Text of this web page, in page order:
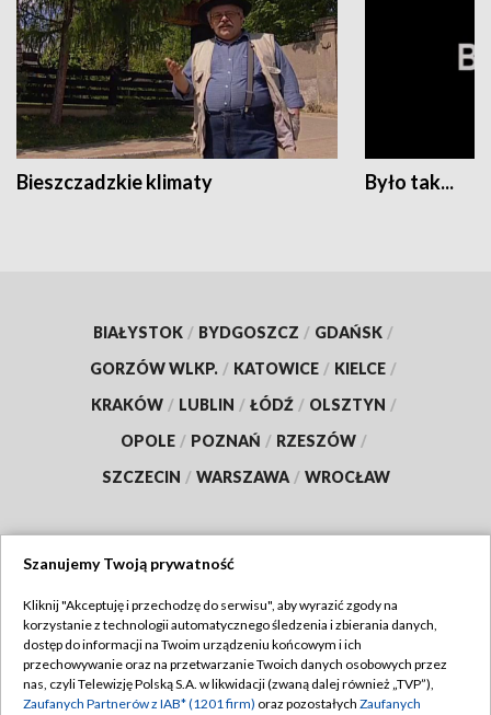
Bieszczadzkie klimaty Było tak...
BIAŁYSTOK / BYDGOSZCZ / GDAŃSK /
GORZÓW WLKP. / KATOWICE / KIELCE /
KRAKÓW / LUBLIN / ŁÓDŹ / OLSZTYN /
OPOLE / POZNAŃ / RZESZÓW /
SZCZECIN / WARSZAWA / WROCŁAW
TVP
Abonament TVP
Emisja w TVP
Regulamin TVP
Polityka prywatności
Szanujemy Twoją prywatność
Kliknij "Akceptuję i przechodzę do serwisu", aby wyrazić zgody na
korzystanie z technologii automatycznego śledzenia i zbierania danych,
dostęp do informacji na Twoim urządzeniu końcowym i ich
przechowywanie oraz na przetwarzanie Twoich danych osobowych przez
nas, czyli Telewizję Polską S.A. w likwidacji (zwaną dalej również „TVP”),
Zaufanych Partnerów z IAB* (1201 firm) oraz pozostałych Zaufanych